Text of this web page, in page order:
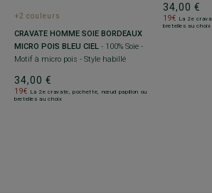
+2 couleurs
CRAVATE HOMME SOIE BORDEAUX
MICRO POIS BLEU CIEL - 100% Soie -
Motif à micro pois - Style habillé
34,00 €
19€ La 2e cravate, pochette, nœud papillon ou
bretelles au choix
34,00 €
19€ La 2e
bretelles au choix